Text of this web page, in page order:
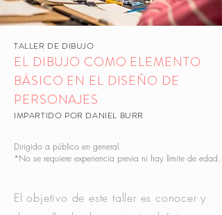
TALLER DE DIBUJO
EL DIBUJO COMO ELEMENTO
BÁSICO EN EL DISEÑO DE
PERSONAJES
IMPARTIDO POR DANIEL BURR
Dirigido a público en general.
*No se requiere experiencia previa ni hay límite de edad.
El objetivo de este taller es conocer y